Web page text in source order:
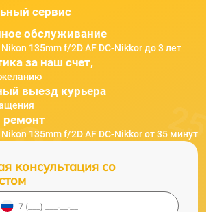
сервис
обслуживание
135mm f/2D AF DC-Nikkor до 3 лет
за наш счет,
выезд курьера
135mm f/2D AF DC-Nikkor от 35 минут
консультация со